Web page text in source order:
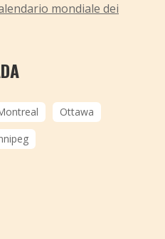
mondiale dei
Ottawa